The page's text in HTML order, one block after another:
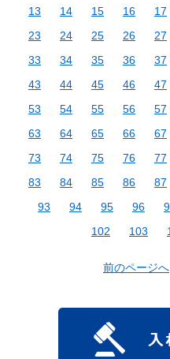
13
14 15 16 17
23
24 25 26 27
33
34 35 36 37
43
44 45 46 47
53
54 55 56 57
63
64 65 66 67
73
74 75 76 77
83
84 85 86 87
93
94 95 96
102
103
前のページへ